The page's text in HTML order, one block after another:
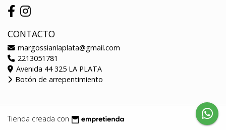
CONTACTO
margossianlaplata@gmail.com
2213051781
Avenida 44 325 LA PLATA
Botón de arrepentimiento
Tienda creada con